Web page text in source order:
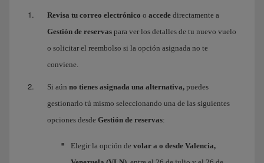
Revisa tu correo electrónico o accede directamente a
Gestión de reservas para ver los detalles de tu nuevo vuelo
o solicitar el reembolso si la opción asignada no te
conviene.
Si aún no tienes asignada una alternativa, puedes
gestionarlo tú mismo seleccionando una de las siguientes
opciones desde Gestión de reservas:
Elegir la opción de volar a o desde Valencia,